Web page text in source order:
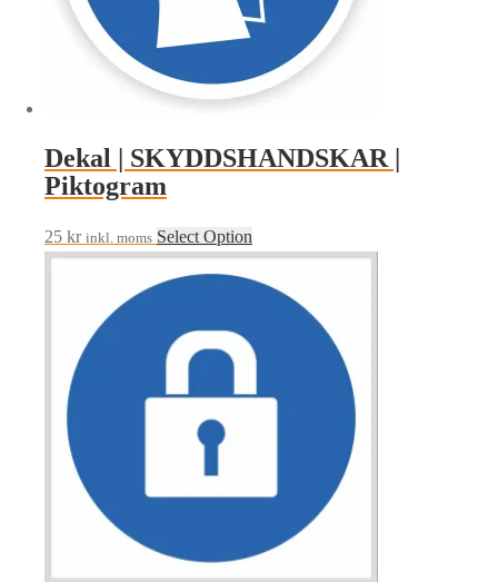
Dekal | SKYDDSHANDSKAR |
Piktogram
25 kr inkl. moms Select Option